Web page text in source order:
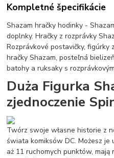
Kompletné špecifikácie
Shazam hračky hodinky -
doplnky. Hračky z rozprávky
Rozprávkové postavičky, figúrky
hračky Shazam, posteľná
batohy a ruksaky s
Duża Figurka
zjednoczenie
Twórz swoje własne historie z
świata komiksów DC. Możesz
aż 11 ruchomych punktów, mają